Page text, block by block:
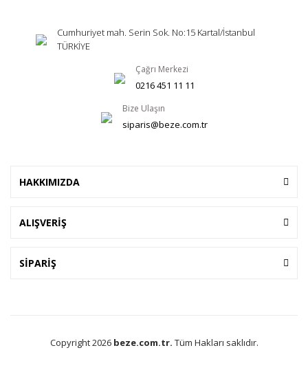
Cumhuriyet mah. Serin Sok. No:15 Kartal/İstanbul
TÜRKİYE
Çağrı Merkezi
0216 451 11 11
Bize Ulaşın
siparis@beze.com.tr
HAKKIMIZDA
ALIŞVERİŞ
SİPARİŞ
Copyright 2026 beze.com.tr. Tüm Hakları saklıdır.